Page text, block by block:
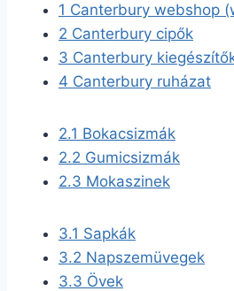
1 Canterbury webshop
2 Canterbury cipők
3 Canterbury
4 Canterbury ruházat
2.1 Bokacsizmák
2.2 Gumicsizmák
2.3 Mokaszinek
3.1 Sapkák
3.2 Napszemüvegek
3.3 Övek